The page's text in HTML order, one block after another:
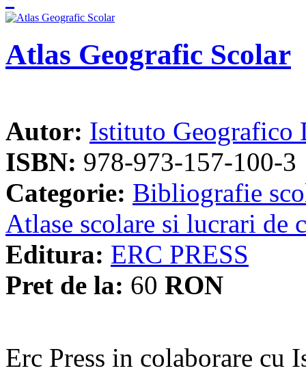
Atlas Geografic Scolar
Autor: Istituto Geografico
ISBN: 978-973-157-100-3
Categorie: Bibliografie
Atlase scolare si lucrari de
Editura: ERC PRESS
Pret de la: 60 RON
Erc Press in colaborare cu